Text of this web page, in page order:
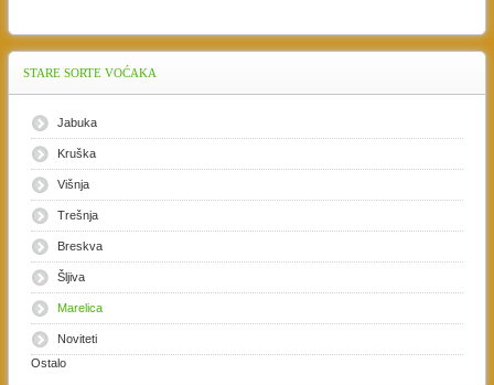
STARE SORTE VOĆAKA
Jabuka
Kruška
Višnja
Trešnja
Breskva
Šljiva
Marelica
Noviteti
Ostalo